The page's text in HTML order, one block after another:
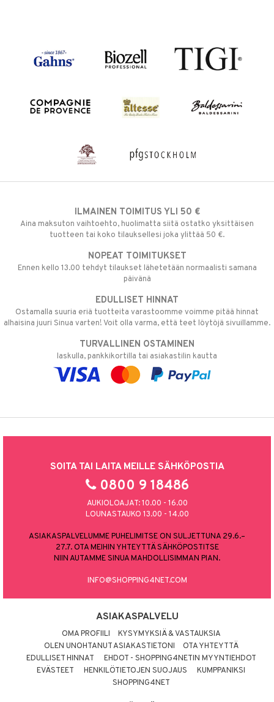
ILMAINEN TOIMITUS YLI 50 €
Aina maksuton vaihtoehto, huolimatta siitä ostatko yksittäisen
tuotteen tai koko tilauksellesi joka ylittää 50 €.
NOPEAT TOIMITUKSET
Ennen kello 13.00 tehdyt tilaukset lähetetään normaalisti samana
päivänä
EDULLISET HINNAT
Ostamalla suuria eriä tuotteita varastoomme voimme pitää hinnat
alhaisina juuri Sinua varten! Voit olla varma, että teet löytöjä sivuillamme.
TURVALLINEN OSTAMINEN
laskulla, pankkikortilla tai asiakastilin kautta
SOITA TAI LAITA MEILLE SÄHKÖPOSTIA
0800 9 18486
AUKIOLOAJAT: 10.00 - 16.00
LOUNASTAUKO 13.00 - 14.00
ASIAKASPALVELUMME PUHELIMITSE ON SULJETTUNA 29.6.–
27.7. OTA MEIHIN YHTEYTTÄ SÄHKÖPOSTITSE
NIIN AUTAMME SINUA MAHDOLLISIMMAN PIAN.
INFO@SHOPPING4NET.COM
ASIAKASPALVELU
OMA PROFIILI
KYSYMYKSIÄ & VASTAUKSIA
OLEN UNOHTANUT ASIAKASTIETONI
OTA YHTEYTTÄ
EDULLISET HINNAT
EHDOT - SHOPPING4NETIN MYYNTIEHDOT
EVÄSTEET
HENKILÖTIETOJEN SUOJAUS
KUMPPANIKSI
SHOPPING4NET